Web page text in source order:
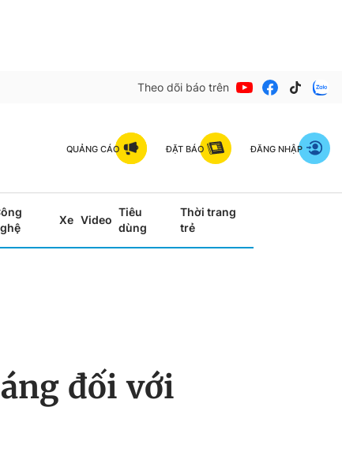
Theo dõi báo trên
QUẢNG CÁO ĐẶT BÁO ĐĂNG NHẬP
Xe Video
Tiêu
dùng
Thời trang
trẻ
đối với